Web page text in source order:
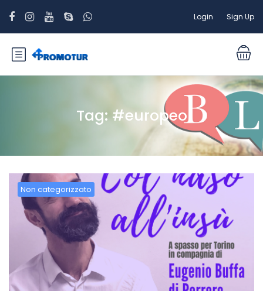
Login Sign Up
Tag:#europeo
Non categorizzato